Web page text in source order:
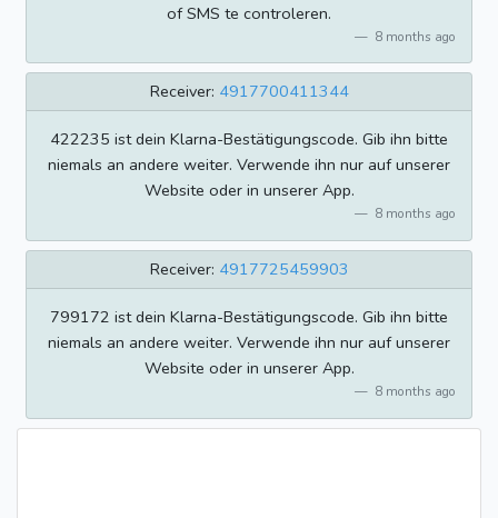
of SMS te controleren.
8 months ago
Receiver: 4917700411344
422235 ist dein Klarna-Bestätigungscode. Gib ihn bitte
niemals an andere weiter. Verwende ihn nur auf unserer
Website oder in unserer App.
8 months ago
Receiver: 4917725459903
799172 ist dein Klarna-Bestätigungscode. Gib ihn bitte
niemals an andere weiter. Verwende ihn nur auf unserer
Website oder in unserer App.
8 months ago